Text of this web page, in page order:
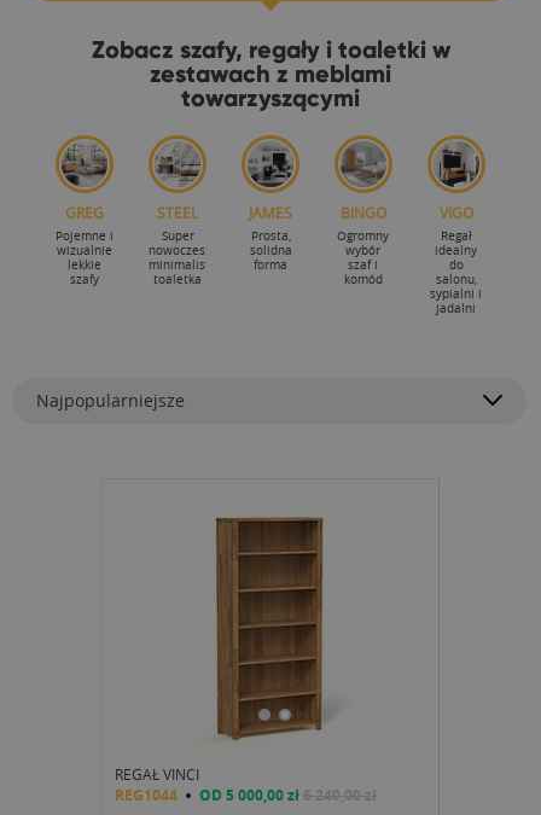
Zobacz szafy, regały i toaletki w
zestawach z meblami
towarzyszącymi
GREG
Pojemne i
wizualnie
lekkie
szafy
STEEL
Super
nowoczesna,
minimalistyczna
toaletka
JAMES
Prosta,
solidna
forma
BINGO
Ogromny
wybór
szaf i
komód
VIGO
Regał
idealny
do
salonu,
sypialni i
jadalni
Najpopularniejsze
REGAŁ VINCI
REG1044 OD 5 000,00 zł6 240,00 zł